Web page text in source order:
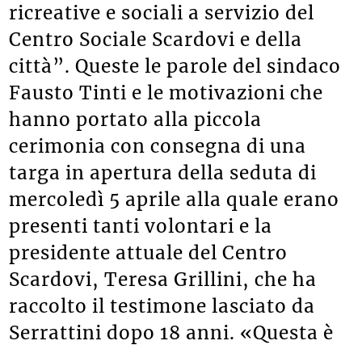
ricreative e sociali a servizio del
Centro Sociale Scardovi e della
città”. Queste le parole del sindaco
Fausto Tinti e le motivazioni che
hanno portato alla piccola
cerimonia con consegna di una
targa in apertura della seduta di
mercoledì 5 aprile alla quale erano
presenti tanti volontari e la
presidente attuale del Centro
Scardovi, Teresa Grillini, che ha
raccolto il testimone lasciato da
Serrattini dopo 18 anni. «Questa è